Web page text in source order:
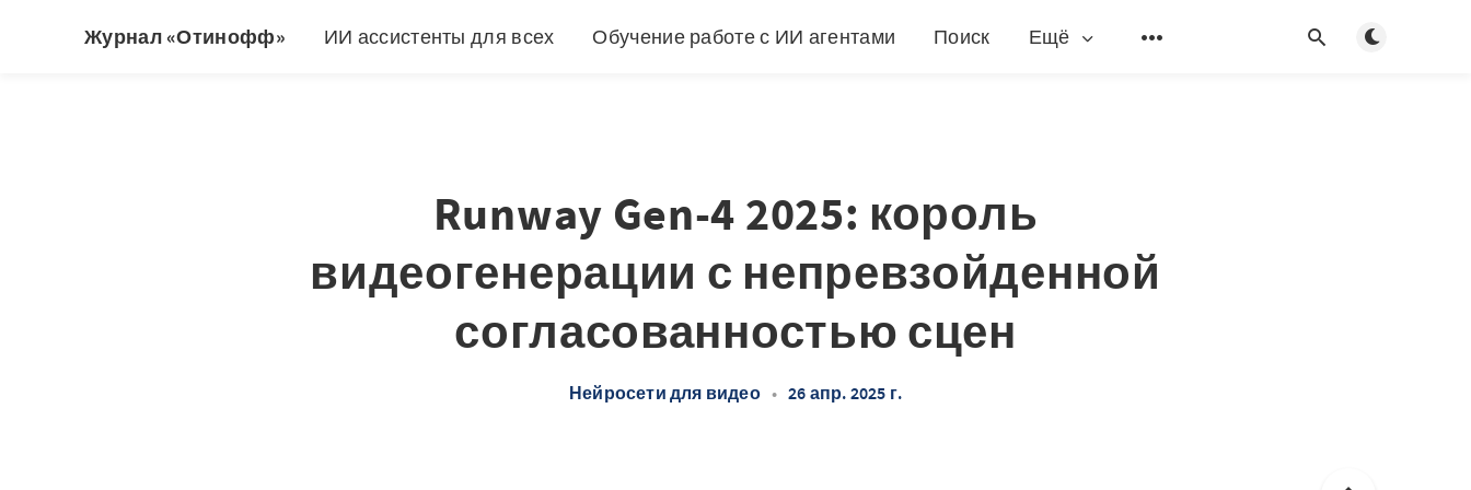
Журнал «Отинофф» ИИ ассистенты для всех Обучение работе с ИИ агентами Поиск Ещё
Runway Gen-4 2025: король
видеогенерации с непревзойденной
согласованностью сцен
Нейросети для видео • 26 апр. 2025 г.